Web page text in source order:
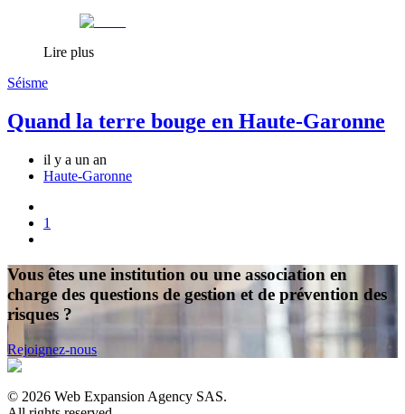
Lire plus
Séisme
Quand la terre bouge en Haute-Garonne
il y a un an
Haute-Garonne
1
Vous êtes une institution ou une association en
charge des questions de gestion et de prévention des
risques ?
Rejoignez-nous
© 2026 Web Expansion Agency SAS.